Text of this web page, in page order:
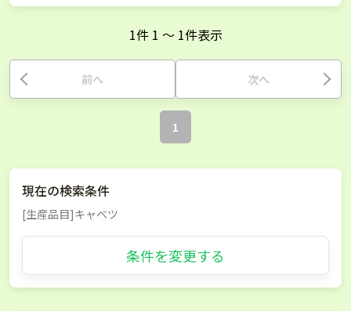
1件 1 〜 1件表示
前へ 次へ
1
現在の検索条件
[生産品目]キャベツ
条件を変更する